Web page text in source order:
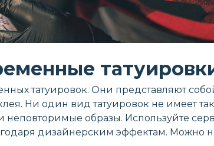
татуировок. Они представляют
Ни один вид татуировок не имеет
образы. Используйте
дизайнерским эффектам. Можно